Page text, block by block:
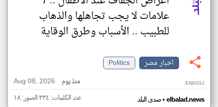
علامات لا يجب تجاهلها والذهاب
للطبيب .. الأسباب وطرق الوقاية
اخبار مصر
Politics
Aug 08, 2026
منذ يوم EN93GJ
صدى البلد• elbalad.news عدد الكلمات: ٣٣٤ الصور: ١٨